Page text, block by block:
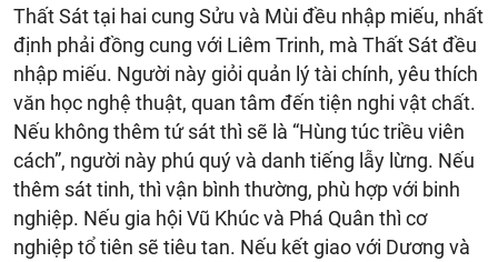
Thất Sát tại hai cung Sửu và Mùi đều nhập miếu, nhất
định phải đồng cung với Liêm Trinh, mà Thất Sát đều
nhập miếu. Người này giỏi quản lý tài chính, yêu thích
văn học nghệ thuật, quan tâm đến tiện nghi vật chất.
Nếu không thêm tứ sát thì sẽ là “Hùng túc triều viên
cách”, người này phú quý và danh tiếng lẫy lừng. Nếu
thêm sát tinh, thì vận bình thường, phù hợp với binh
nghiệp. Nếu gia hội Vũ Khúc và Phá Quân thì cơ
nghiệp tổ tiên sẽ tiêu tan. Nếu kết giao với Dương và